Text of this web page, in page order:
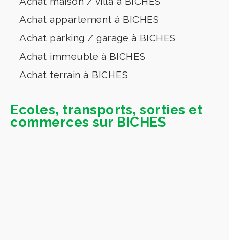
Achat appartement à BICHES
Achat parking / garage à BICHES
Achat immeuble à BICHES
Achat terrain à BICHES
Ecoles, transports, sorties et
commerces sur BICHES